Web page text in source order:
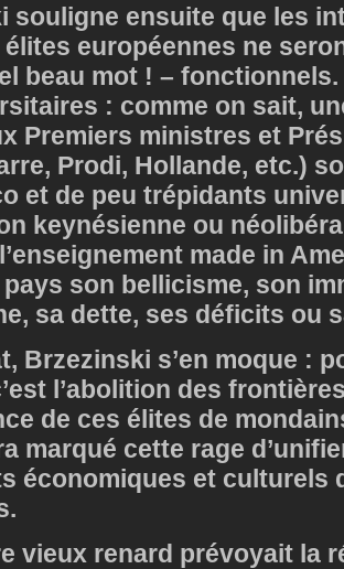
souligne ensuite que les
européennes ne
beau mot ! –
: comme on sait,
Premiers ministres et
Prodi, Hollande, etc.)
et de peu trépidants
keynésienne ou
made in
pays son bellicisme, son
sa dette, ses déficits ou
Brzezinski s’en moque :
l’abolition des
de ces élites de
marqué cette rage
économiques et culturels
vieux renard prévoyait la